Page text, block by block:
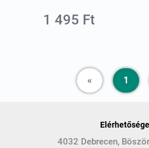
1 495 Ft
« Previous
1
4032 Debrecen,